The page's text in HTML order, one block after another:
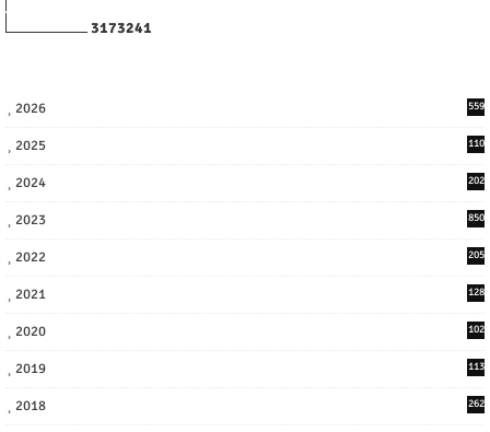
3173241
2026 559
2025
110
2024
202
2023 850
2022
205
2021
128
2020
102
2019
113
2018
262